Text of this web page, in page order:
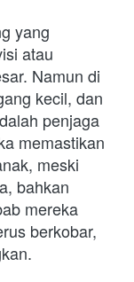
yang
atau
Namun di
kecil, dan
penjaga
memastikan
meski
bahkan
mereka
berkobar,